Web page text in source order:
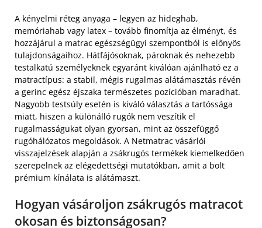
A kényelmi réteg anyaga – legyen az hideghab,
memóriahab vagy latex – tovább finomítja az élményt, és
hozzájárul a matrac egészségügyi szempontból is előnyös
tulajdonságaihoz. Hátfájósoknak, pároknak és nehezebb
testalkatú személyeknek egyaránt kiválóan ajánlható ez a
matractípus: a stabil, mégis rugalmas alátámasztás révén
a gerinc egész éjszaka természetes pozícióban maradhat.
Nagyobb testsúly esetén is kiváló választás a tartóssága
miatt, hiszen a különálló rugók nem veszítik el
rugalmasságukat olyan gyorsan, mint az összefüggő
rugóhálózatos megoldások. A Netmatrac vásárlói
visszajelzések alapján a zsákrugós termékek kiemelkedően
szerepelnek az elégedettségi mutatókban, amit a bolt
prémium kínálata is alátámaszt.
Hogyan vásároljon zsákrugós matracot
okosan és biztonságosan?